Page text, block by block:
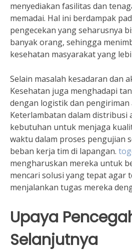
menyediakan fasilitas dan
memadai. Hal ini berdampak
pengecekan yang seharusnya
banyak orang, sehingga
kesehatan masyarakat yang
Selain masalah kesadaran dan
Kesehatan juga menghadapi
dengan logistik dan pengiriman
Keterlambatan dalam distribusi
kebutuhan untuk menjaga
waktu dalam proses pengujian
beban kerja tim di lapangan.
mengharuskan mereka untuk
mencari solusi yang tepat agar
menjalankan tugas mereka
Upaya
Selanjutnya